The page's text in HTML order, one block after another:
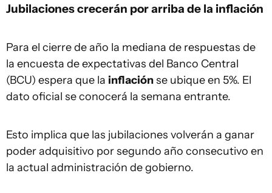
Jubilaciones crecerán por arriba de la inflación
Para el cierre de año la mediana de respuestas de
la encuesta de expectativas del Banco Central
(BCU) espera que la inflaciónse ubique en 5%. El
dato oficial se conocerá la semana entrante.
Esto implica que las jubilaciones volverán a ganar
poder adquisitivo por segundo año consecutivo en
la actual administración de gobierno.